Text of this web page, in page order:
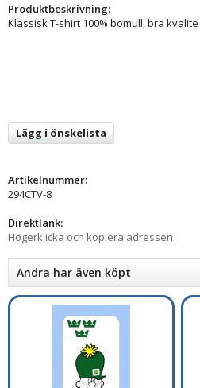
Produktbeskrivning:
Klassisk T-shirt 100% bomull, bra
Lägg i önskelista
Artikelnummer:
294CTV-8
Direktlänk:
Högerklicka och kopiera adressen
Andra har även köpt